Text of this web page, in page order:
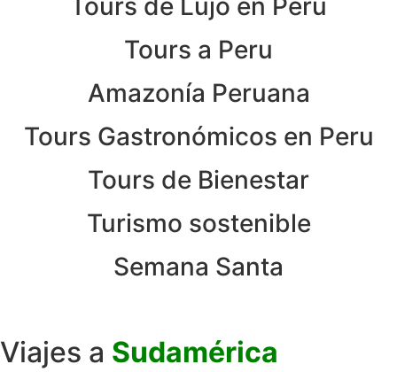
Tours de Lujo en Peru
Tours a Peru
Amazonía Peruana
Tours Gastronómicos en Peru
Tours de Bienestar
Turismo sostenible
Semana Santa
Viajes a Sudamérica